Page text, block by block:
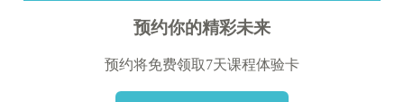
预约你的精彩未来
预约将免费领取7天课程体验卡